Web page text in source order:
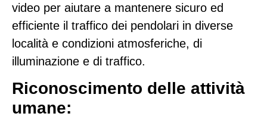
video per aiutare a mantenere sicuro ed
efficiente il traffico dei pendolari in diverse
località e condizioni atmosferiche, di
illuminazione e di traffico.
Riconoscimento delle attività
umane: